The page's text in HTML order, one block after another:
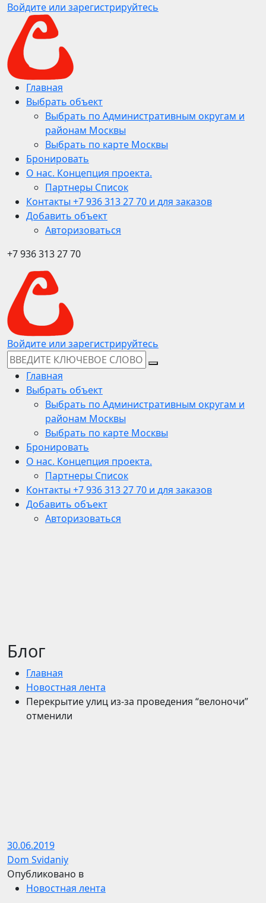
Войдите или зарегистрируйтесь
Главная
Выбрать объект
Выбрать по Административным округам и
районам Москвы
Выбрать по карте Москвы
Бронировать
О нас. Концепция проекта.
Партнеры Список
Контакты +7 936 313 27 70 и для заказов
Добавить объект
Авторизоваться
+7 936 313 27 70
Войдите или зарегистрируйтесь
Главная
Выбрать объект
Выбрать по Административным округам и
районам Москвы
Выбрать по карте Москвы
Бронировать
О нас. Концепция проекта.
Партнеры Список
Контакты +7 936 313 27 70 и для заказов
Добавить объект
Авторизоваться
Блог
Главная
Новостная лента
Перекрытие улиц из-за проведения “велоночи”
отменили
30.06.2019
Dom Svidaniy
Опубликовано в
Новостная лента